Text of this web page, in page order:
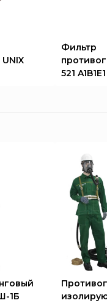
Фильтр
521 A1B1E1
1Б